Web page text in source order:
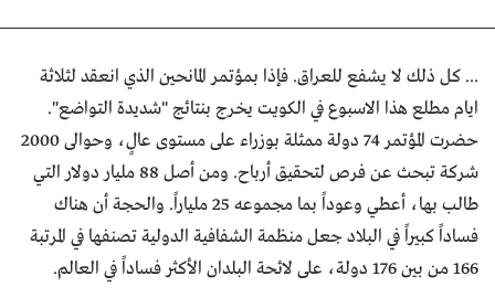
... كل ذلك لا يشفع للعراق. فإذا بمؤتمر المانحين الذي انعقد لثلاثة
ايام مطلع هذا الاسبوع في الكويت يخرج بنتائج "شديدة التواضع".
حضرت المؤتمر 74 دولة ممثلة بوزراء على مستوى عالٍ، وحوالى 2000
شركة تبحث عن فرص لتحقيق أرباح. ومن أصل 88 مليار دولار التي
طالب بها، أعطي وعوداً بما مجموعه 25 ملياراً. والحجة أن هناك
فساداً كبيراً في البلاد جعل منظمة الشفافية الدولية تصنفها في المرتبة
166 من بين 176 دولة، على لائحة البلدان الأكثر فساداً في العالم.